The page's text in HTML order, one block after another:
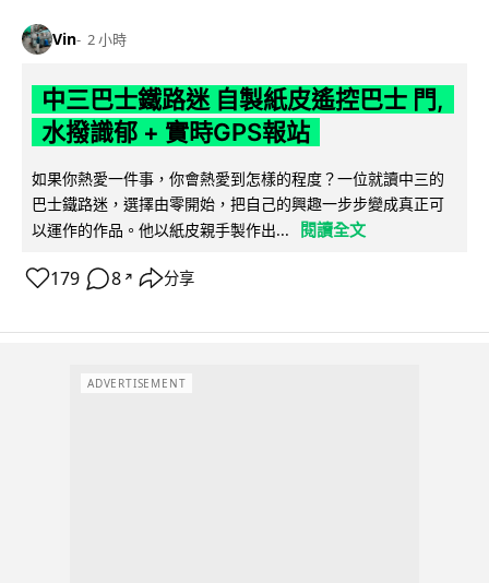
Vin 2 小時
中三巴士鐵路迷 自製紙皮遙控巴士 門,
水撥識郁 + 實時GPS報站
如果你熱愛一件事，你會熱愛到怎樣的程度？一位就讀中三的
巴士鐵路迷，選擇由零開始，把自己的興趣一步步變成真正可
以運作的作品。他以紙皮親手製作出...
閱讀全文
179 8 ↗ 分享
ADVERTISEMENT